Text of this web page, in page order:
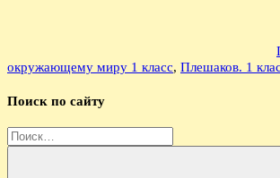
окружающему миру 1 класс, Плешаков. 1
Поиск по сайту
Найти: